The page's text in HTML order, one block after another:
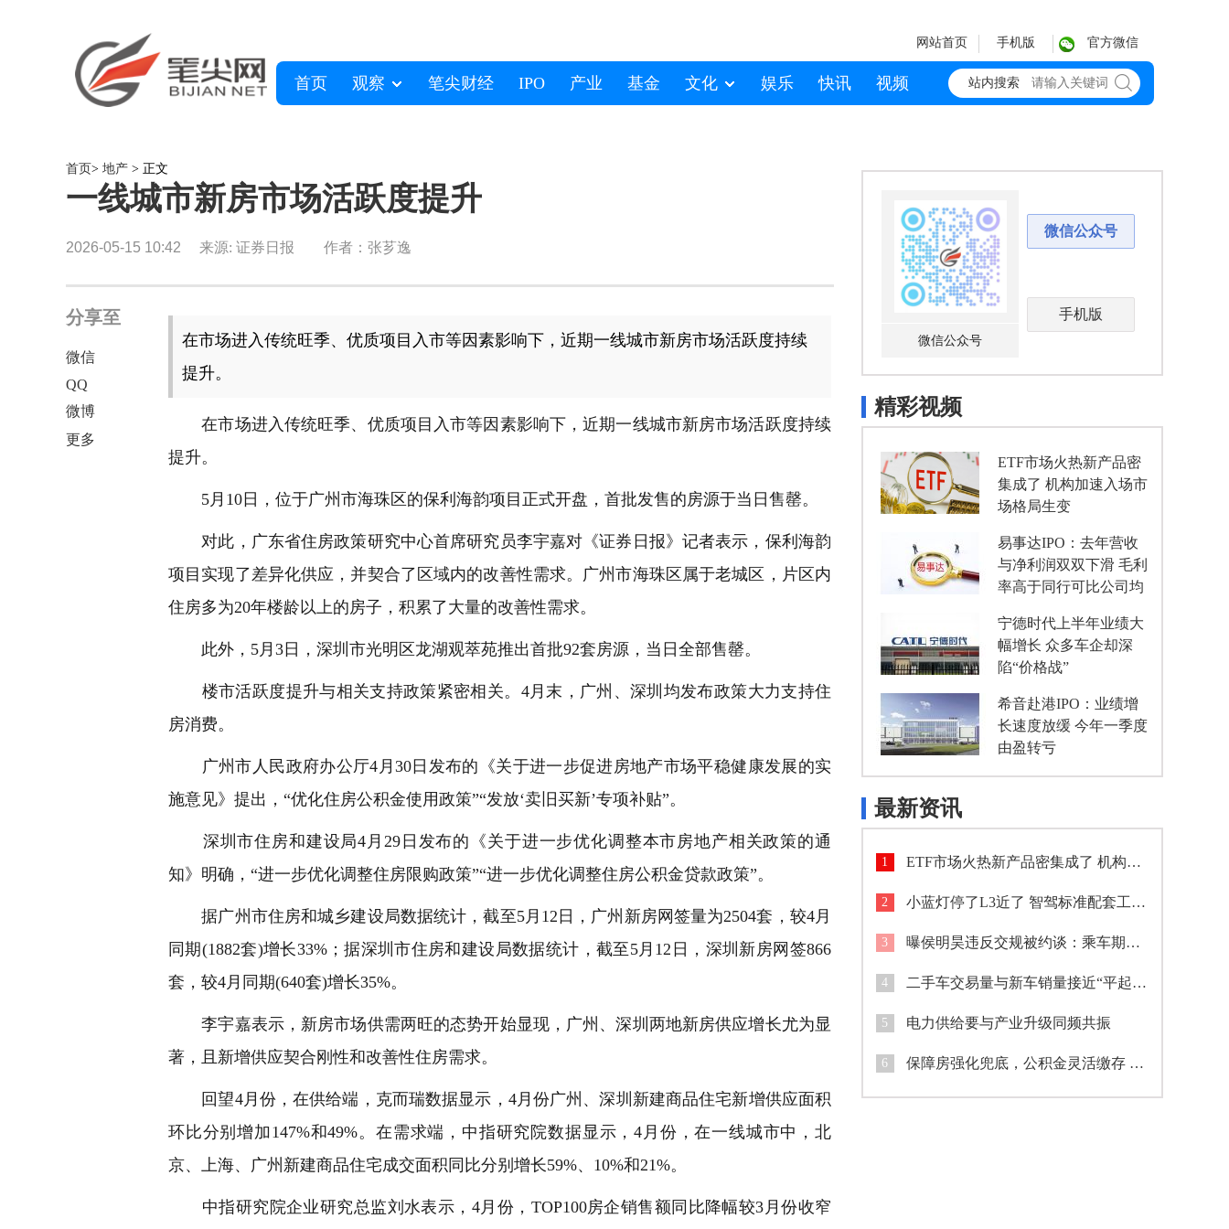
网站首页 手机版 官方微信
首页 观察 笔尖财经 IPO 产业 基金 文化 娱乐 快讯 视频 站内搜索
首页> 地产 > 正文
一线城市新房市场活跃度提升
2026-05-15 10:42 来源: 证券日报 作者：张芗逸
分享至
微信
QQ
微博
更多
在市场进入传统旺季、优质项目入市等因素影响下，近期一线城市新房市场活跃度持续
提升。
在市场进入传统旺季、优质项目入市等因素影响下，近期一线城市新房市场活跃度持续
提升。
5月10日，位于广州市海珠区的保利海韵项目正式开盘，首批发售的房源于当日售罄。
对此，广东省住房政策研究中心首席研究员李宇嘉对《证券日报》记者表示，保利海韵
项目实现了差异化供应，并契合了区域内的改善性需求。广州市海珠区属于老城区，片区内
住房多为20年楼龄以上的房子，积累了大量的改善性需求。
此外，5月3日，深圳市光明区龙湖观萃苑推出首批92套房源，当日全部售罄。
楼市活跃度提升与相关支持政策紧密相关。4月末，广州、深圳均发布政策大力支持住
房消费。
广州市人民政府办公厅4月30日发布的《关于进一步促进房地产市场平稳健康发展的实
施意见》提出，“优化住房公积金使用政策”“发放‘卖旧买新’专项补贴”。
深圳市住房和建设局4月29日发布的《关于进一步优化调整本市房地产相关政策的通
知》明确，“进一步优化调整住房限购政策”“进一步优化调整住房公积金贷款政策”。
据广州市住房和城乡建设局数据统计，截至5月12日，广州新房网签量为2504套，较4月
同期(1882套)增长33%；据深圳市住房和建设局数据统计，截至5月12日，深圳新房网签866
套，较4月同期(640套)增长35%。
李宇嘉表示，新房市场供需两旺的态势开始显现，广州、深圳两地新房供应增长尤为显
著，且新增供应契合刚性和改善性住房需求。
回望4月份，在供给端，克而瑞数据显示，4月份广州、深圳新建商品住宅新增供应面积
环比分别增加147%和49%。在需求端，中指研究院数据显示，4月份，在一线城市中，北
京、上海、广州新建商品住宅成交面积同比分别增长59%、10%和21%。
中指研究院企业研究总监刘水表示，4月份，TOP100房企销售额同比降幅较3月份收窄
微信公众号
微信公众号
手机版
精彩视频
ETF市场火热新产品密
集成了 机构加速入场市
场格局生变
易事达IPO：去年营收
与净利润双双下滑 毛利
率高于同行可比公司均
宁德时代上半年业绩大
幅增长 众多车企却深
陷“价格战”
希音赴港IPO：业绩增
长速度放缓 今年一季度
由盈转亏
最新资讯
1 ETF市场火热新产品密集成了 机构加速入场市场格局生变
2 小蓝灯停了L3近了 智驾标准配套工作持续完善
3 曝侯明昊违反交规被约谈：乘车期间将身体探出车窗与粉丝打招呼
4 二手车交易量与新车销量接近“平起平坐”
5 电力供给要与产业升级同频共振
6 保障房强化兜底，公积金灵活缴存 广西开展专项行动助环卫工建筑工圆安居梦